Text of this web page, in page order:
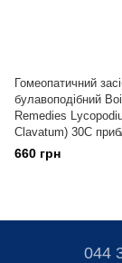
Гомеопатичний
булавоподібний
Remedies
Clavatum) 30C
гранул
660 грн
044